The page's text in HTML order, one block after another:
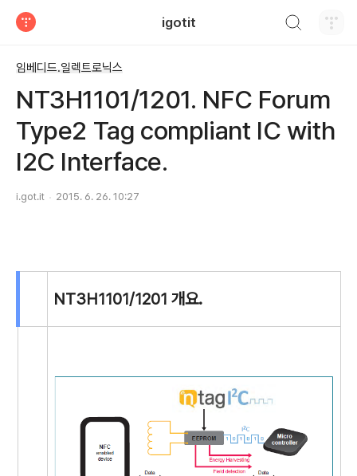
igotit
임베디드.일렉트로닉스
NT3H1101/1201. NFC Forum
Type2 Tag compliant IC with
I2C Interface.
i.got.it 2015. 6. 26. 10:27
NT3H1101/1201 개요.